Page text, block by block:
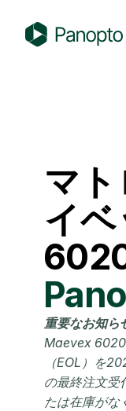
マ
イ
重要なお知ら
Maevex 6020
（EOL）を
の最終注文受
たは在庫がな